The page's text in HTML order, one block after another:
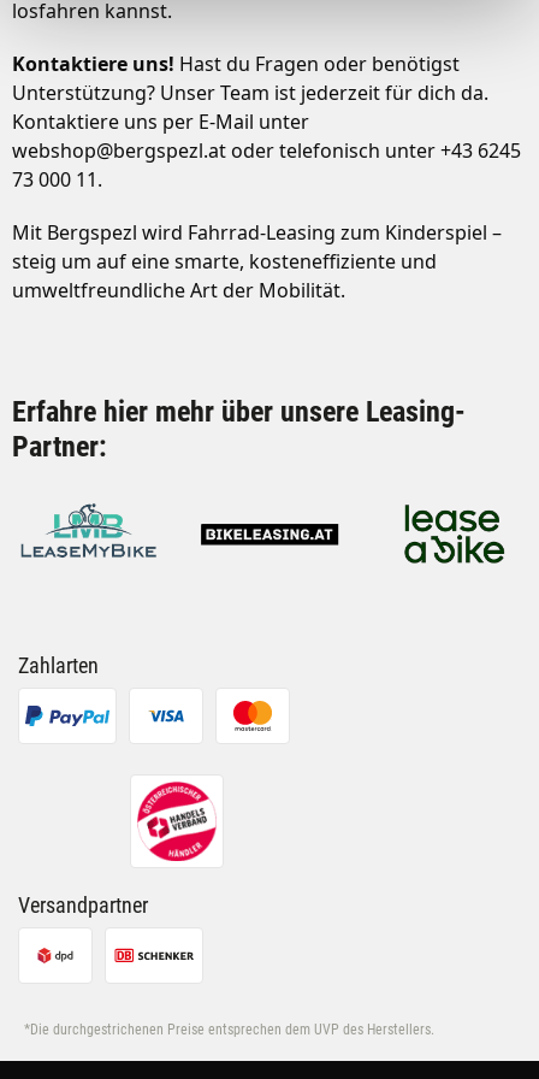
Unsere Partner führen diese Informationen
möglicherweise mit weiteren Daten zusammen, die Du
ihnen bereitgestellt hast oder die sie im Rahmen Deiner
Nutzung der Dienste gesammelt haben.
losfahren kannst.
Kontaktiere uns! Hast du Fragen oder benötigst
Unterstützung? Unser Team ist jederzeit für dich da.
Kontaktiere uns per E-Mail unter
webshop@bergspezl.atoder telefonisch unter +43 6245
73 000 11.
Mit Bergspezl wird Fahrrad-Leasing zum Kinderspiel –
steig um auf eine smarte, kosteneffiziente und
umweltfreundliche Art der Mobilität.
Erfahre hier mehr über unsere Leasing-
Partner:
Was ist Bike Leasing?
Welche Voraussetzungen gelten für Bike Leasing?
Wie läuft das Bike Leasing bei Bergspezl ab?
Was passiert nach Ende der Leasinglaufzeit?
Zahlarten
Versandpartner
*Die durchgestrichenen Preise entsprechen dem UVP des Herstellers.